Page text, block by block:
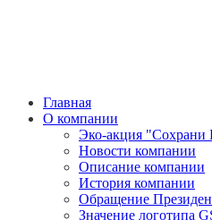
Главная
О компании
Эко-акция "Сохрани
Новости компании
Описание компании
История компании
Обращение
Значение логотипа